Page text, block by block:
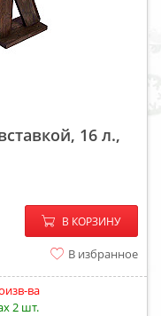
16 л.,
− +
В КОРЗИНУ
В избранное
ва
2 шт.